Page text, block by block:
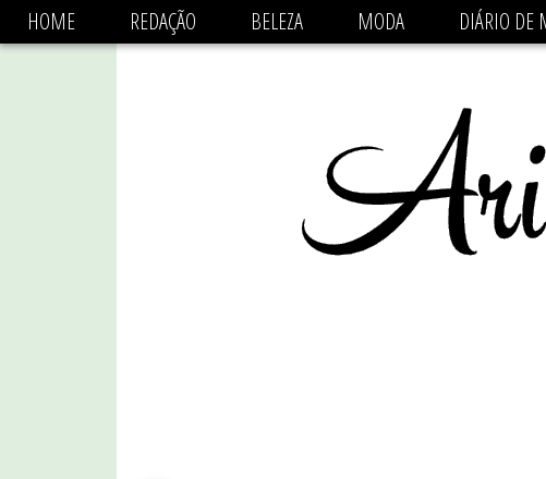
async='async' data-ad-client='ca-pub-1470782825684808'
HOME REDAÇÃO BELEZA MODA DIÁRIO DE